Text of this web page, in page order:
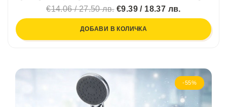
€14.06 / 27.50 лв.€9.39 / 18.37 лв.
ДОБАВИ В КОЛИЧКА
-55%